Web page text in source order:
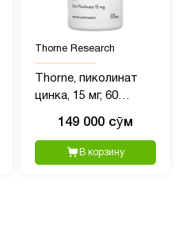
Thorne Research
Thorne, пиколинат
цинка, 15 мг, 60
149 000 сӯм
В корзину